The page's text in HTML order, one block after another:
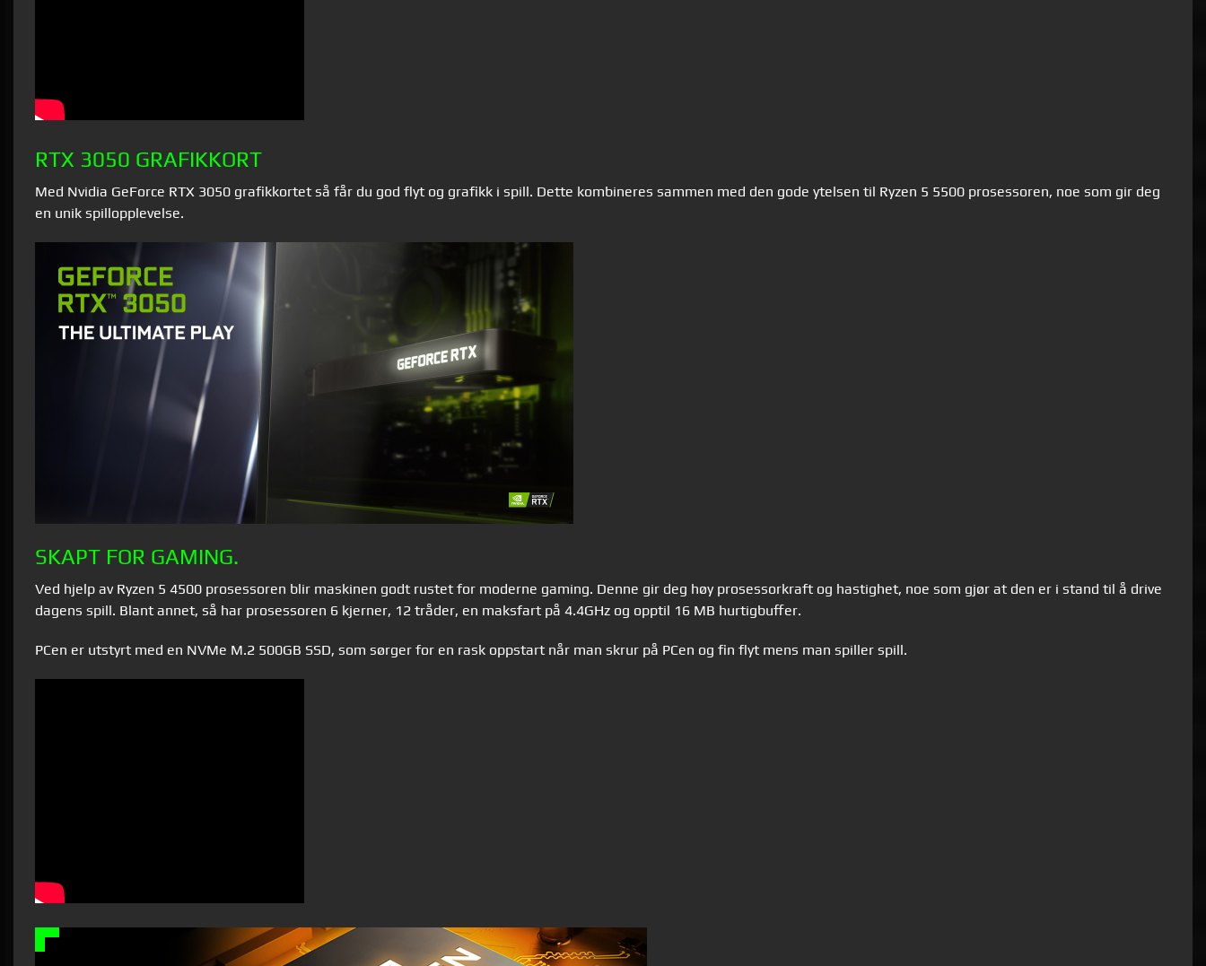
RTX 3050 GRAFIKKORT
Med Nvidia GeForce RTX 3050 grafikkortet så får du god flyt og grafikk i spill. Dette kombineres sammen med den gode ytelsen til Ryzen 5 5500 prosessoren, noe som gir deg
en unik spillopplevelse.
SKAPT FOR GAMING.
Ved hjelp av Ryzen 5 4500 prosessoren blir maskinen godt rustet for moderne gaming. Denne gir deg høy prosessorkraft og hastighet, noe som gjør at den er i stand til å drive
dagens spill. Blant annet, så har prosessoren 6 kjerner, 12 tråder, en maksfart på 4.4GHz og opptil 16 MB hurtigbuffer.
PCen er utstyrt med en NVMe M.2 500GB SSD, som sørger for en rask oppstart når man skrur på PCen og fin flyt mens man spiller spill.